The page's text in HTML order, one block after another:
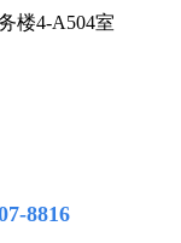
楼4-A504室
8816